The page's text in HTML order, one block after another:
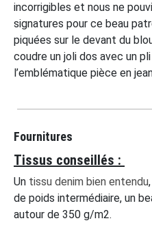
incorrigibles et nous ne
signatures pour ce beau
piquées sur le devant du
coudre un joli dos avec un
l’emblématique pièce en
Fournitures
Tissus conseillés :
Un tissu denim bien entendu
de poids intermédiaire, un
autour de 350 g/m2.